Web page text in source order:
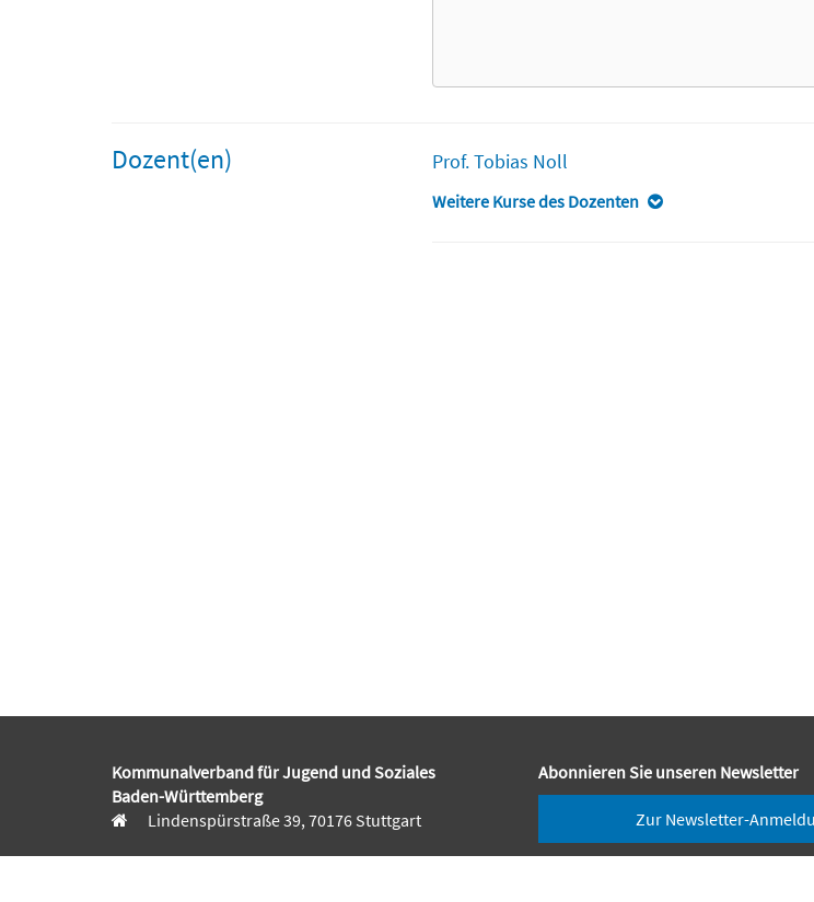
Dozent(en) Prof. Tobias Noll
Weitere Kurse des Dozenten
Kommunalverband für Jugend und Soziales
Baden-Württemberg
Lindenspürstraße 39, 70176 Stuttgart
Abonnieren Sie unseren Newsletter
Zur Newsletter-